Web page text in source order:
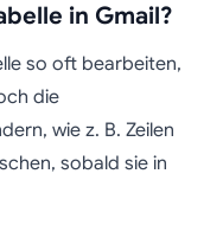
in Gmail?
so oft bearbeiten,
die
wie z. B. Zeilen
sobald sie in